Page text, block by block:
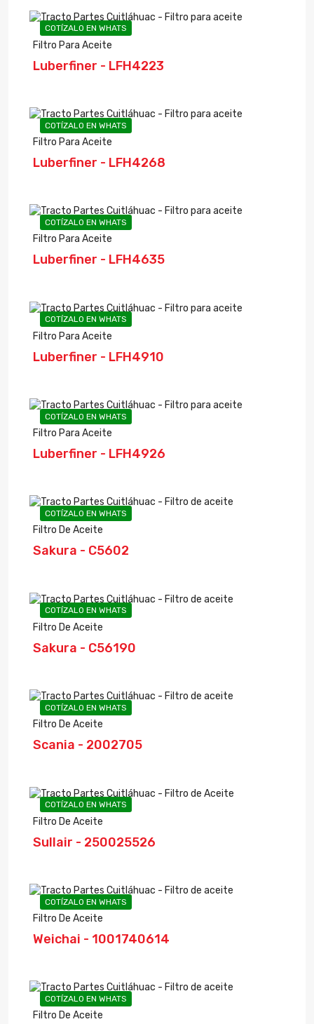
COTÍZALO EN WHATS
Filtro Para Aceite
Luberfiner - LFH4223
COTÍZALO EN WHATS
Filtro Para Aceite
Luberfiner - LFH4268
COTÍZALO EN WHATS
Filtro Para Aceite
Luberfiner - LFH4635
COTÍZALO EN WHATS
Filtro Para Aceite
Luberfiner - LFH4910
COTÍZALO EN WHATS
Filtro Para Aceite
Luberfiner - LFH4926
COTÍZALO EN WHATS
Filtro De Aceite
Sakura - C5602
COTÍZALO EN WHATS
Filtro De Aceite
Sakura - C56190
COTÍZALO EN WHATS
Filtro De Aceite
Scania - 2002705
COTÍZALO EN WHATS
Filtro De Aceite
Sullair - 250025526
COTÍZALO EN WHATS
Filtro De Aceite
Weichai - 1001740614
COTÍZALO EN WHATS
Filtro De Aceite